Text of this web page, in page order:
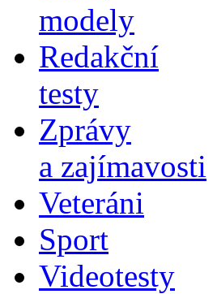
modely
Redakční
testy
Zprávy
a zajímavosti
Veteráni
Sport
Videotesty